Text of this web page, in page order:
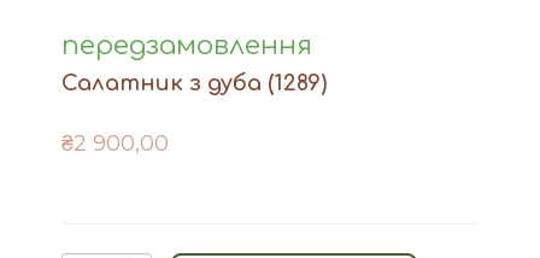
передзамовлення
Салатник з дуба (1289)
₴2 900,00